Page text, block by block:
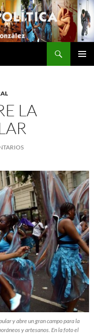
LA
y abre un gran campo para la
y artesanos. En la foto el